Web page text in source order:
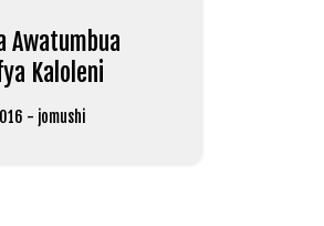
Awatumbua
Kaloleni
- jomushi